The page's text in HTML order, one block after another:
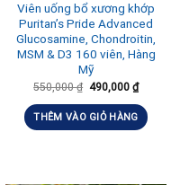
Viên uống bổ xương khớp
Puritan’s Pride Advanced
Glucosamine, Chondroitin,
MSM & D3 160 viên, Hàng
Mỹ
550,000₫ 490,000 ₫
THÊM VÀO GIỎ HÀNG